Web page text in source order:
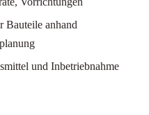
Bauteile anhand
und Inbetriebnahme